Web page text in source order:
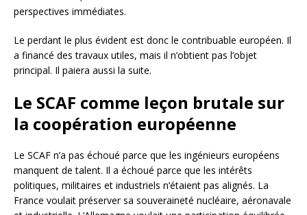
perspectives immédiates.
Le perdant le plus évident est donc le contribuable européen. Il
a financé des travaux utiles, mais il n’obtient pas l’objet
principal. Il paiera aussi la suite.
Le SCAF comme leçon brutale sur
la coopération européenne
Le SCAF n’a pas échoué parce que les ingénieurs européens
manquent de talent. Il a échoué parce que les intérêts
politiques, militaires et industriels n’étaient pas alignés. La
France voulait préserver sa souveraineté nucléaire, aéronavale